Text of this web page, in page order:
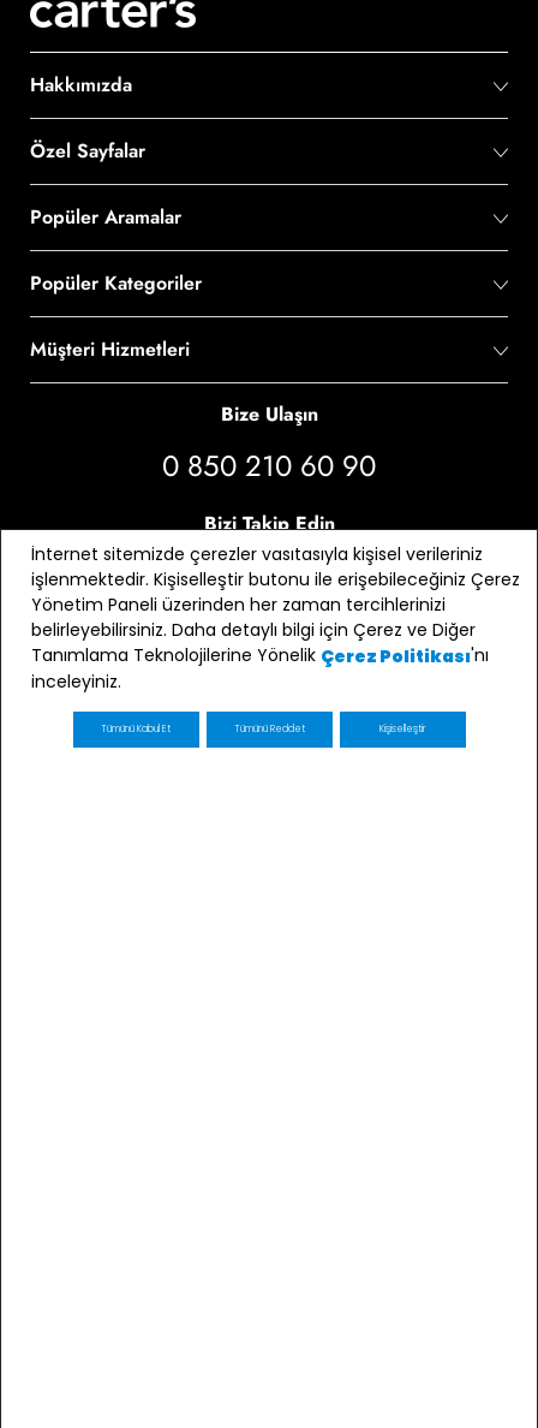
Hakkımızda
Özel Sayfalar
Popüler Aramalar
Popüler Kategoriler
Müşteri Hizmetleri
Bize Ulaşın
0 850 210 60 90
Bizi Takip Edin
İnternet sitemizde çerezler vasıtasıyla kişisel verileriniz
işlenmektedir. Kişiselleştir butonu ile erişebileceğiniz Çerez
Yönetim Paneli üzerinden her zaman tercihlerinizi
belirleyebilirsiniz. Daha detaylı bilgi için Çerez ve Diğer
Tanımlama Teknolojilerine Yönelik Çerez Politikası'nı
inceleyiniz.
Tümünü Kabul Et Tümünü Reddet Kişiselleştir